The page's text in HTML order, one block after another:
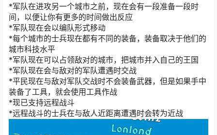
*军队在进攻另一个城市之前，现在会有一段准备一段时
间，以便让你有更多的时间做出反应
*军队现在会以编队形式移动
*每个城市的士兵现在都有不同的装备，装备取决于他们的
城市科技水平
*军队现在可以占领敌对的城市，把城市并入自己的王国
*军队现在会与敌对的军队遭遇时交战
*平民现在与敌对军队交战时不会装备武器，但是如果手中
装备了工具，就会使用工具作战
*现已支持远程战斗
*远程战斗的士兵在与敌人近距离遭遇时会转为近战